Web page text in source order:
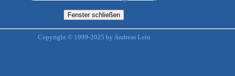
Copyright © 1999-2025 by Andreas Lein